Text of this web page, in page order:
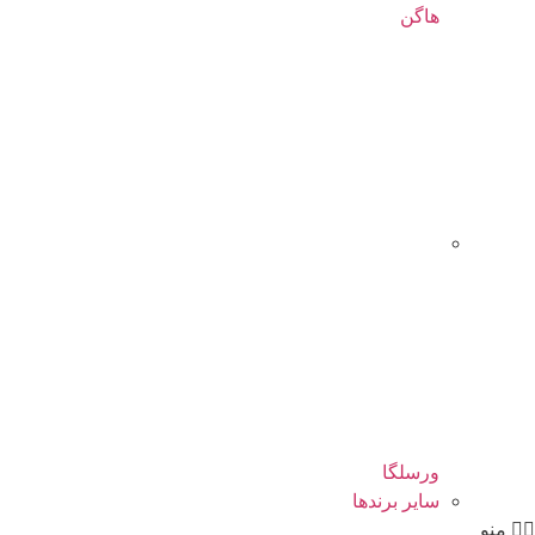
هاگن
ورسلگا
سایر برند‌ها
منو